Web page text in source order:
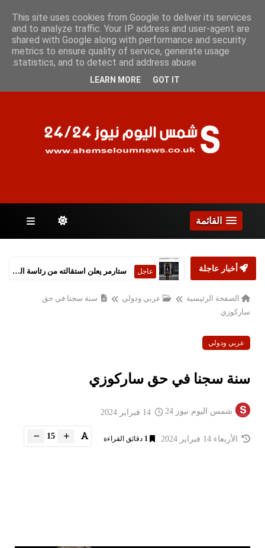
الجمعة 7 أغسطس 2026
الصفحات
القائمة
أخبار عاجلة عاجل
الصفحة الرئيسية عربي ودولي
سنة سجنا في حق
ساركوزي
عربي ودولي
سنة سجنا في حق ساركوزي
شمس اليوم نيوز 24
الأربعاء 14 فبراير 2024 1 دقائق القراءة 15
This site uses cookies from Google to deliver its services
and to analyze traffic. Your IP address and user-agent are
shared with Google along with performance and security
metrics to ensure quality of service, generate usage
statistics, and to detect and address abuse.
LEARN MORE GOT IT